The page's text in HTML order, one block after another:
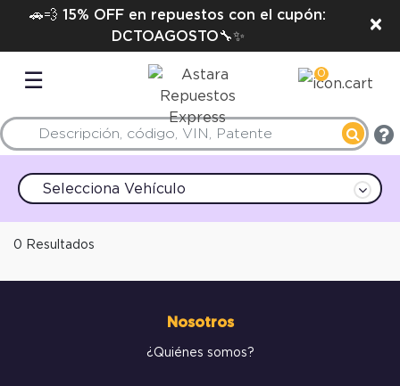
🚗💨 15% OFF en repuestos con el cupón:
DCTOAGOSTO🔧✨
×
☰ 0
Selecciona Vehículo
0 Resultados
Nosotros
¿Quiénes somos?